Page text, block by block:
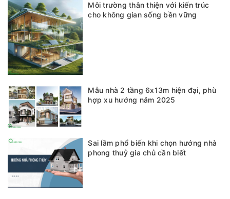
Môi trường thân thiện với kiến trúc
cho không gian sống bền vững
Mẫu nhà 2 tầng 6x13m hiện đại, phù
hợp xu hướng năm 2025
Sai lầm phổ biến khi chọn hướng nhà
phong thuỷ gia chủ cần biết